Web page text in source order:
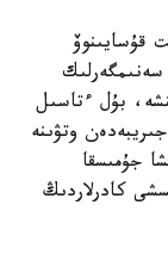
قۇسايىنوۆ
بۇل ءتاسىل
وتۋىنە
جۇمىسقا
كادرلاردىڭ